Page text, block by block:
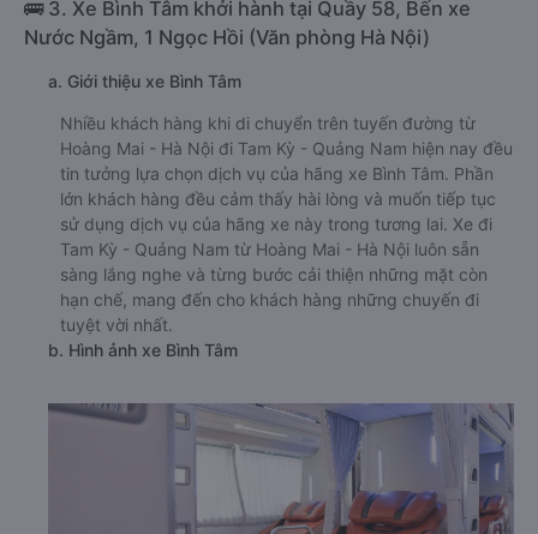
🚌 3. Xe Bình Tâm khởi hành tại Quầy 58, Bến xe
Nước Ngầm, 1 Ngọc Hồi (Văn phòng Hà Nội)
a. Giới thiệu xe Bình Tâm
Nhiều khách hàng khi di chuyển trên tuyến đường từ
Hoàng Mai - Hà Nội đi Tam Kỳ - Quảng Nam hiện nay đều
tin tưởng lựa chọn dịch vụ của hãng xe Bình Tâm. Phần
lớn khách hàng đều cảm thấy hài lòng và muốn tiếp tục
sử dụng dịch vụ của hãng xe này trong tương lai. Xe đi
Tam Kỳ - Quảng Nam từ Hoàng Mai - Hà Nội luôn sẵn
sàng lắng nghe và từng bước cải thiện những mặt còn
hạn chế, mang đến cho khách hàng những chuyến đi
tuyệt vời nhất.
b. Hình ảnh xe Bình Tâm